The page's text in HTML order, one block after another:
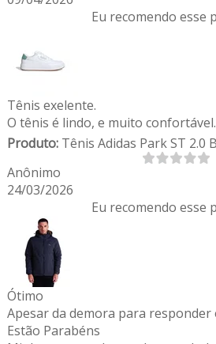
Eu recomendo esse
Tênis exelente.
O tênis é lindo, e muito confortável.
Produto:Tênis Adidas Park ST 2.0
Anônimo
24/03/2026
Eu recomendo esse
Ótimo
Apesar da demora para responder
Estão Parabéns